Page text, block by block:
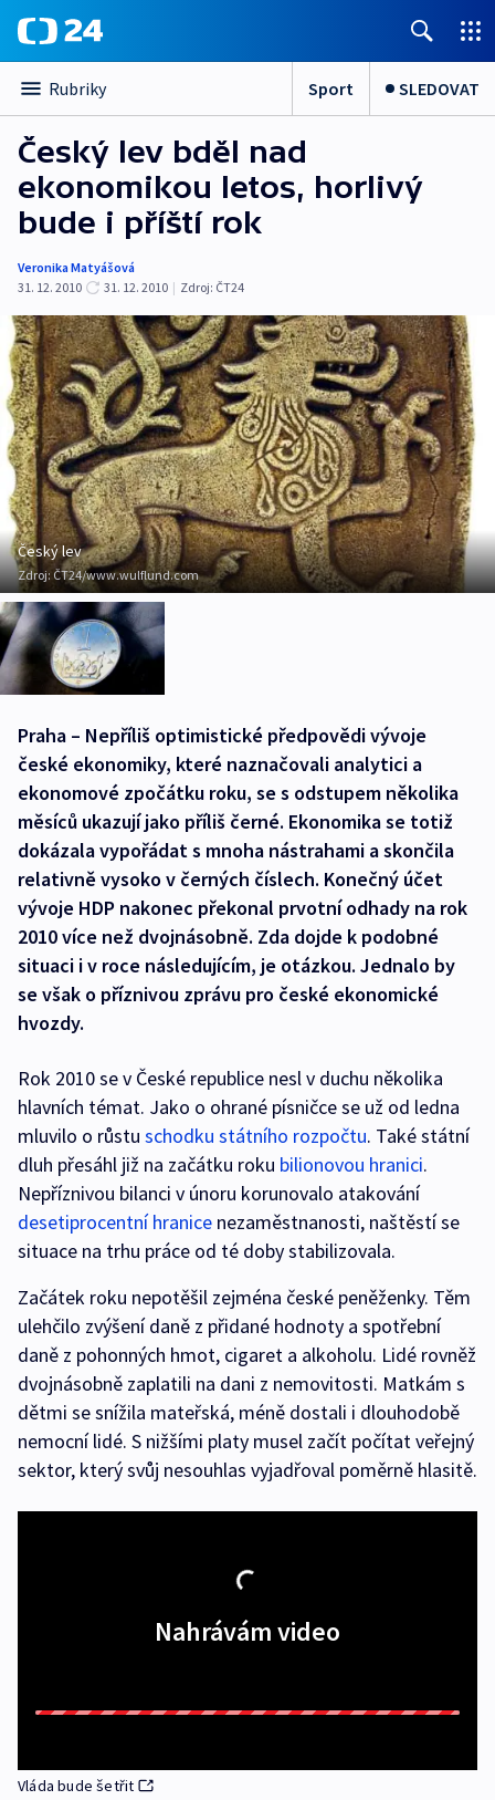
Rubriky Sport SLEDOVAT
Český lev bděl nad
ekonomikou letos, horlivý
bude i příští rok
Veronika Matyášová
31. 12. 2010
31. 12. 2010 | Zdroj: ČT24
Český lev
Zdroj: ČT24/www.wulflund.com
Praha – Nepříliš optimistické předpovědi vývoje
české ekonomiky, které naznačovali analytici a
ekonomové zpočátku roku, se s odstupem několika
měsíců ukazují jako příliš černé. Ekonomika se totiž
dokázala vypořádat s mnoha nástrahami a skončila
relativně vysoko v černých číslech. Konečný účet
vývoje HDP nakonec překonal prvotní odhady na rok
2010 více než dvojnásobně. Zda dojde k podobné
situaci i v roce následujícím, je otázkou. Jednalo by
se však o příznivou zprávu pro české ekonomické
hvozdy.
Rok 2010 se v České republice nesl v duchu několika
hlavních témat. Jako o ohrané písničce se už od ledna
mluvilo o růstu schodku státního rozpočtu. Také státní
dluh přesáhl již na začátku roku bilionovou hranici.
Nepříznivou bilanci v únoru korunovalo atakování
desetiprocentní hranice nezaměstnanosti, naštěstí se
situace na trhu práce od té doby stabilizovala.
Začátek roku nepotěšil zejména české peněženky. Těm
ulehčilo zvýšení daně z přidané hodnoty a spotřební
daně z pohonných hmot, cigaret a alkoholu. Lidé rovněž
dvojnásobně zaplatili na dani z nemovitosti. Matkám s
dětmi se snížila mateřská, méně dostali i dlouhodobě
nemocní lidé. S nižšími platy musel začít počítat veřejný
sektor, který svůj nesouhlas vyjadřoval poměrně hlasitě.
Nahrávám video
Vláda bude šetřit